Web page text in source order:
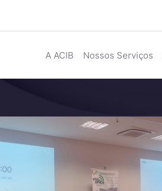
A ACIB Nossos Serviços